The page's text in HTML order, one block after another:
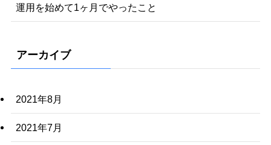
運用を始めて1ヶ月でやったこと
アーカイブ
2021年8月
2021年7月